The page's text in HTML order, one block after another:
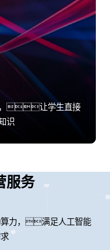
，让学生直接
识
服务
算力，满足人工智能